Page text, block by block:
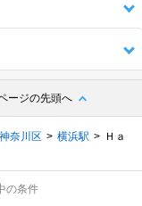
ージの先頭へ
奈川区 横浜駅
Ｈａ
の条件